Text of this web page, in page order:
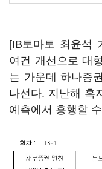
[IB토마토 최윤석
여건 개선으로 대
는 가운데 하나증
나선다. 지난해 흑
예측에서 흥행할